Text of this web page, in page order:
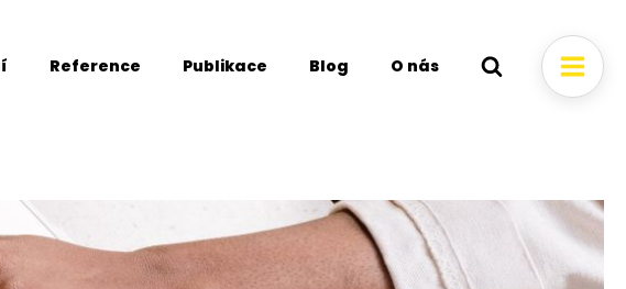
Reference Publikace Blog O nás